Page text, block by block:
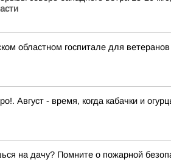
областном госпитале для
Август - время, когда кабачки и
на дачу? Помните о пожарной